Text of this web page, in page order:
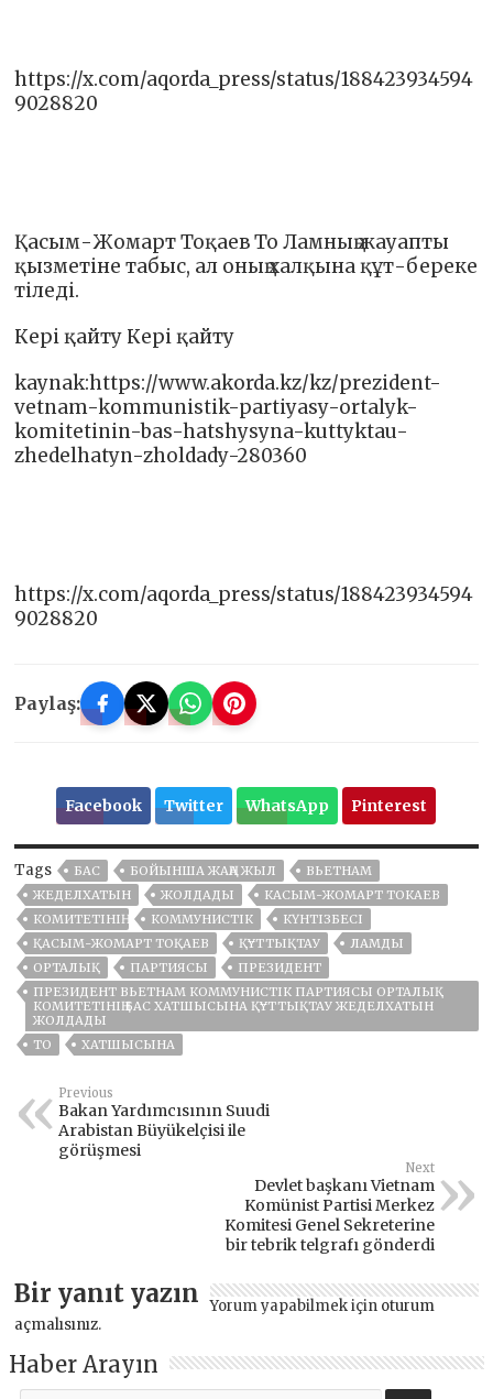
https://x.com/aqorda_press/status/188423934594
9028820
Қасым-Жомарт Тоқаев То Ламның жауапты
қызметіне табыс, ал оның халқына құт-береке
тіледі.
Кері қайту Кері қайту
kaynak:https://www.akorda.kz/kz/prezident-
vetnam-kommunistik-partiyasy-ortalyk-
komitetinin-bas-hatshysyna-kuttyktau-
zhedelhatyn-zholdady-280360
https://x.com/aqorda_press/status/188423934594
9028820
Paylaş:
Facebook Twitter WhatsApp Pinterest
Tags БАС БОЙЫНША ЖАҢА ЖЫЛ
ВЬЕТНАМ
ЖЕДЕЛХАТЫН
ЖОЛДАДЫ
КАСЫМ-ЖОМАРТ ТОКАЕВ
КОМИТЕТІНІҢ
КОММУНИСТІК
КҮНТІЗБЕСІ
ҚАСЫМ-ЖОМАРТ ТОҚАЕВ
ҚҰТТЫҚТАУ
ЛАМДЫ
ОРТАЛЫҚ
ПАРТИЯСЫ
ПРЕЗИДЕНТ
ПРЕЗИДЕНТ ВЬЕТНАМ КОММУНИСТІК ПАРТИЯСЫ ОРТАЛЫҚ
КОМИТЕТІНІҢ БАС ХАТШЫСЫНА ҚҰТТЫҚТАУ ЖЕДЕЛХАТЫН
ЖОЛДАДЫ
ТО
ХАТШЫСЫНА
Previous
Bakan Yardımcısının Suudi
Arabistan Büyükelçisi ile
görüşmesi
Next
Devlet başkanı Vietnam
Komünist Partisi Merkez
Komitesi Genel Sekreterine
bir tebrik telgrafı gönderdi
Bir yanıt yazın Yorum yapabilmek için oturum
açmalısınız.
Haber Arayın